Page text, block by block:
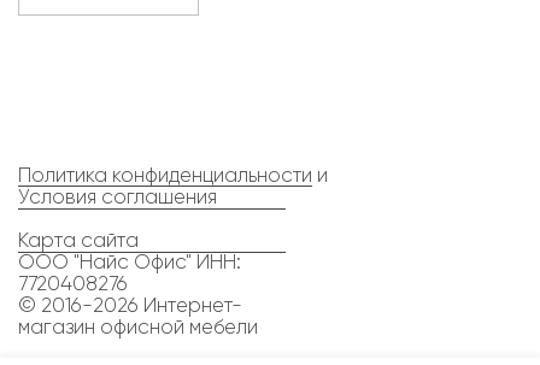
Политика конфиденциальности и
Условия соглашения
Карта сайта
ООО "Найс Офис" ИНН:
7720408276
© 2016-2026 Интернет-
магазин офисной мебели